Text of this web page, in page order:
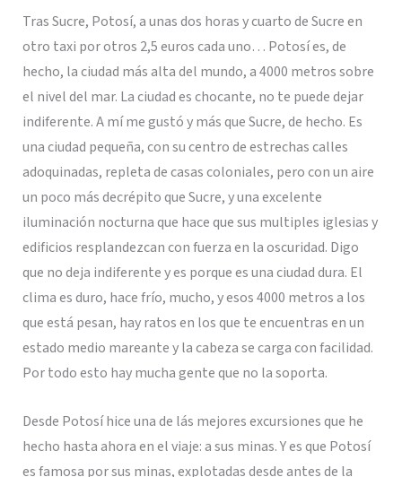
Tras Sucre, Potosí, a unas dos horas y cuarto de Sucre en
otro taxi por otros 2,5 euros cada uno… Potosí es, de
hecho, la ciudad más alta del mundo, a 4000 metros sobre
el nivel del mar. La ciudad es chocante, no te puede dejar
indiferente. A mí me gustó y más que Sucre, de hecho. Es
una ciudad pequeña, con su centro de estrechas calles
adoquinadas, repleta de casas coloniales, pero con un aire
un poco más decrépito que Sucre, y una excelente
iluminación nocturna que hace que sus multiples iglesias y
edificios resplandezcan con fuerza en la oscuridad. Digo
que no deja indiferente y es porque es una ciudad dura. El
clima es duro, hace frío, mucho, y esos 4000 metros a los
que está pesan, hay ratos en los que te encuentras en un
estado medio mareante y la cabeza se carga con facilidad.
Por todo esto hay mucha gente que no la soporta.
Desde Potosí hice una de lás mejores excursiones que he
hecho hasta ahora en el viaje: a sus minas. Y es que Potosí
es famosa por sus minas, explotadas desde antes de la